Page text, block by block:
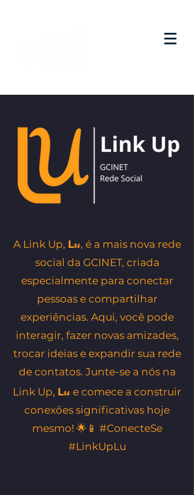
A Link Up, Lu, é a mais nova rede
social da GCINET, criada
especialmente para conectar
pessoas e compartilhar
experiências. Aqui, você pode
interagir, fazer novas amizades,
trocar ideias e expandir sua rede
de contatos. Junte-se a nós na
Link Up, Lu e comece a construir
conexões significativas hoje
mesmo! 🌟📱 #ConecteSe
#LinkUpLu